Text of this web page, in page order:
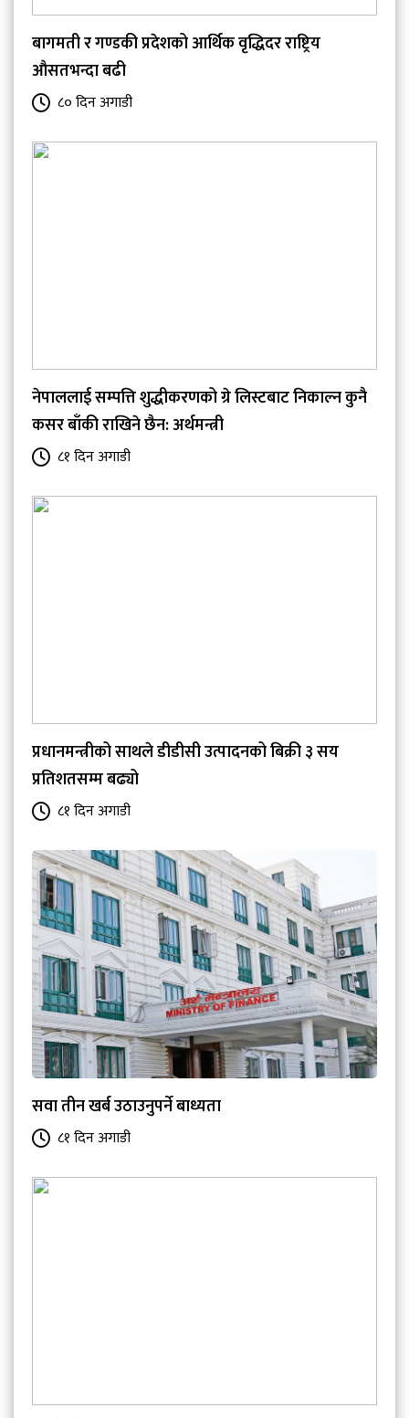
बागमती र गण्डकी प्रदेशको आर्थिक वृद्धिदर राष्ट्रिय
औसतभन्दा बढी
८० दिन अगाडी
नेपाललाई सम्पत्ति शुद्धीकरणको ग्रे लिस्टबाट निकाल्न कुनै
कसर बाँकी राखिने छैन: अर्थमन्त्री
८१ दिन अगाडी
प्रधानमन्त्रीको साथले डीडीसी उत्पादनको बिक्री ३ सय
प्रतिशतसम्म बढ्यो
८१ दिन अगाडी
सवा तीन खर्ब उठाउनुपर्ने बाध्यता
८१ दिन अगाडी